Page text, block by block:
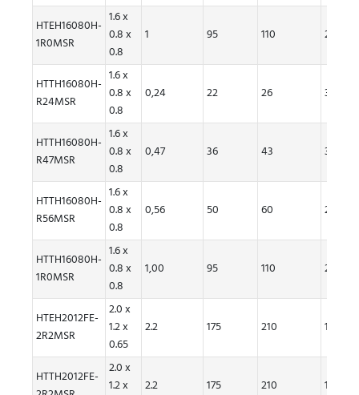
HTEH16080H-
1R0MSR
1.6 x
0.8 x
0.8
1 95 110 2
HTTH16080H-
R24MSR
1.6 x
0.8 x
0.8
0,24 22 26 3,90
HTTH16080H-
R47MSR
1.6 x
0.8 x
0.8
0,47 36 43 3.30
HTTH16080H-
R56MSR
1.6 x
0.8 x
0.8
0,56 50 60 2,50
HTTH16080H-
1R0MSR
1.6 x
0.8 x
0.8
1,00 95 110 2,00
HTEH2012FE-
2R2MSR
2.0 x
1.2 x
0.65
2.2 175 210 1.4
HTTH2012FE-
2.0 x
1.2 x
2.2 175 210 1.4